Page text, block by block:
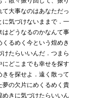
て大事なのはあなただっ
に気づけないままで．一
はどうなるのかなんて事
くるめく今という煌めき
けたらいいんだ．つまら
にどこまでも幸せを探す
きを探せよ．遠く散って
夢の欠片にめくるめく貴
めきに気づけたらいいん